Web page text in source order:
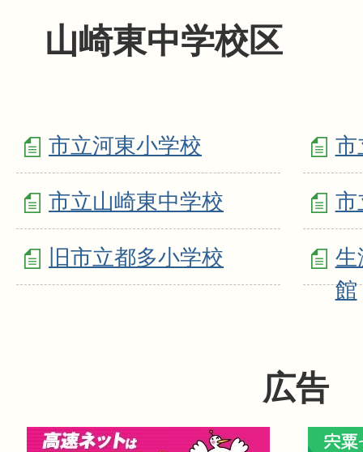
山崎東中学校区
市立河東小学校 市
市立山崎東中学校 市
旧市立都多小学校
生
館
広告